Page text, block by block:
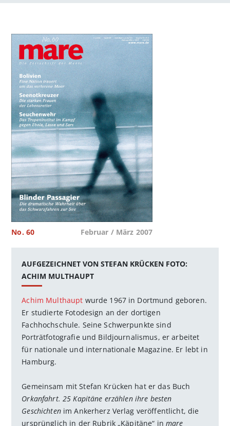
No. 60 Februar / März 2007
AUFGEZEICHNET VON STEFAN KRÜCKEN FOTO:
ACHIM MULTHAUPT
Achim Multhaupt wurde 1967 in Dortmund geboren.
Er studierte Fotodesign an der dortigen
Fachhochschule. Seine Schwerpunkte sind
Porträtfotografie und Bildjournalismus, er arbeitet
für nationale und internationale Magazine. Er lebt in
Hamburg.
Gemeinsam mit Stefan Krücken hat er das Buch
Orkanfahrt. 25 Kapitäne erzählen ihre besten
Geschichtenim Ankerherz Verlag veröffentlicht, die
ursprünglich in der Rubrik „Käpitäne“ inmare